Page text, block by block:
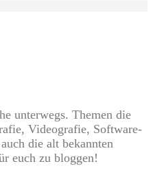
unterwegs. Themen die
Videografie, Software-
die alt bekannten
euch zu bloggen!